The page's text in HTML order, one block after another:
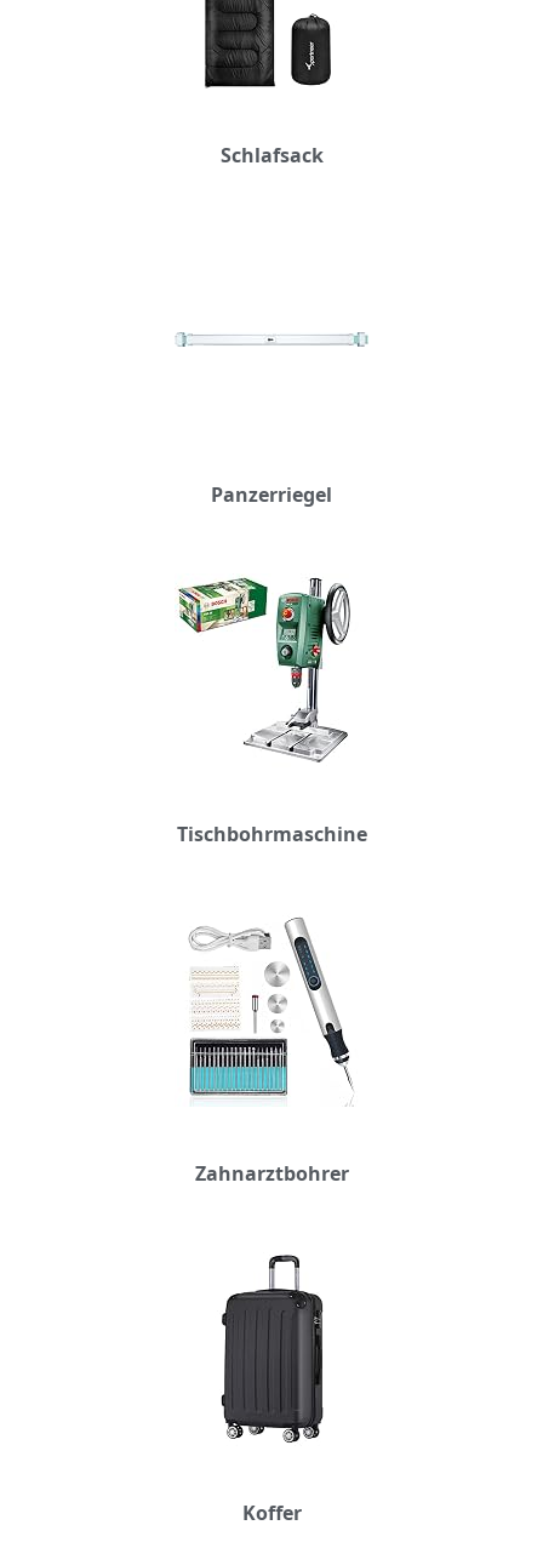
Schlafsack
Panzerriegel
Tischbohrmaschine
Zahnarztbohrer
Koffer